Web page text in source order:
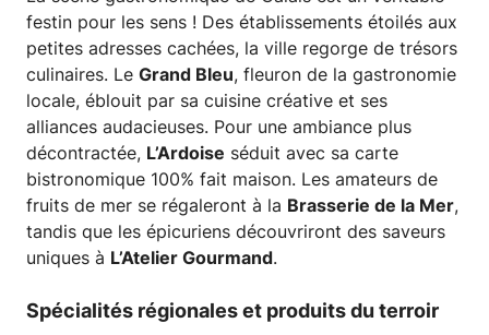
festin pour les sens ! Des établissements étoilés aux
petites adresses cachées, la ville regorge de trésors
culinaires. Le Grand Bleu, fleuron de la gastronomie
locale, éblouit par sa cuisine créative et ses
alliances audacieuses. Pour une ambiance plus
décontractée, L’Ardoise séduit avec sa carte
bistronomique 100% fait maison. Les amateurs de
fruits de mer se régaleront à la Brasserie de la Mer,
tandis que les épicuriens découvriront des saveurs
uniques à L’Atelier Gourmand.
Spécialités régionales et produits du terroir